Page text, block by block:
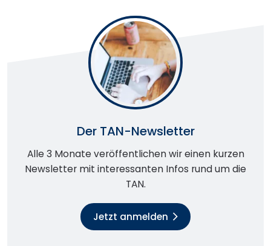
Der TAN-Newsletter
Alle 3 Monate veröffentlichen wir einen kurzen
Newsletter mit interessanten Infos rund um die
TAN.
Jetzt anmelden